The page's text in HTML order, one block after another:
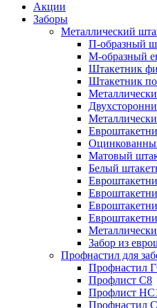
Акции
Заборы
Металлический
П-образный
М-образный
Штакетник
Штакетник
Матовый
Белый
Забор из
Профнастил для
Профнастил
Профлист С8
Профлист
Профнастил